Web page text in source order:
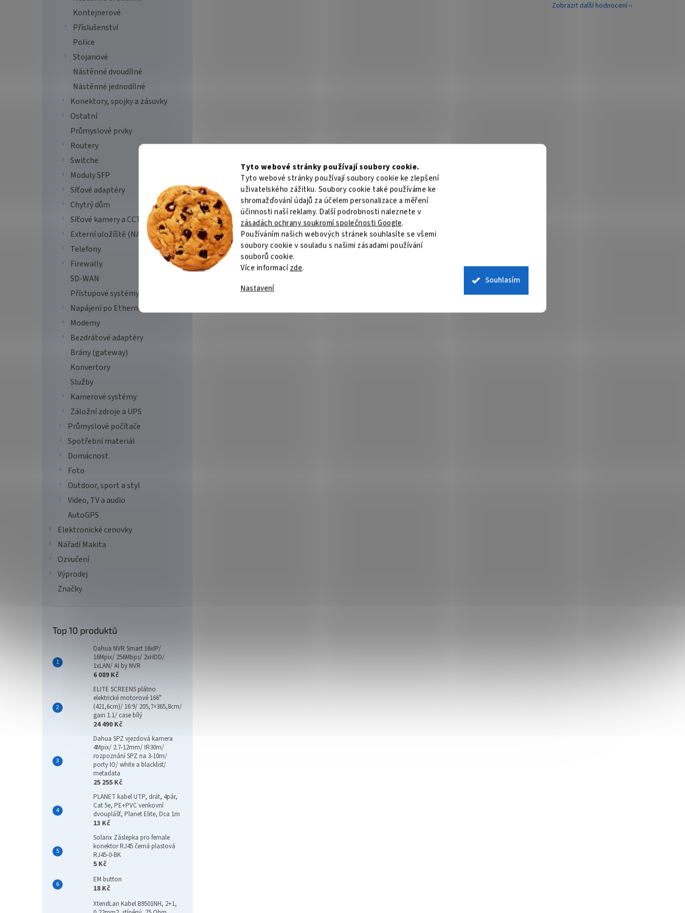
Tyto webové stránky používají soubory cookie.
Tyto webové stránky používají soubory cookie ke zlepšení
uživatelského zážitku. Soubory cookie také používáme ke
shromažďování údajů za účelem personalizace a měření
účinnosti naší reklamy. Další podrobnosti naleznete v
zásadách ochrany soukromí společnosti Google.
Používáním našich webových stránek souhlasíte se všemi
soubory cookie v souladu s našimi zásadami používání
souborů cookie.
Více informacízde.
Nastavení
Souhlasím
Kontejnerové
Příslušenství
Police
Stojanové
Nástěnné dvoudílné
Nástěnné jednodílné
Konektory, spojky a zásuvky
Ostatní
Průmyslové prvky
Routery
Switche
Moduly SFP
Síťové adaptéry
Chytrý dům
Síťové kamery a CCTV
Externí uložíště (NAS)
Telefony
Firewally
SD-WAN
Přístupové systémy
Napájení po Ethernetu (PoE)
Modemy
Bezdrátové adaptéry
Brány (gateway)
Konvertory
Služby
Kamerové systémy
Záložní zdroje a UPS
Průmyslové počítače
Spotřební materiál
Domácnost
Foto
Outdoor, sport a styl
Video, TV a audio
AutoGPS
Elektronické cenovky
Nářadí Makita
Ozvučení
Výprodej
Značky
Top 10 produktů
Dahua NVR Smart 16xIP/
16Mpix/ 256Mbps/ 2xHDD/
1xLAN/ AI by NVR
6 089 Kč
ELITE SCREENS plátno
elektrické motorové 166"
(421,6cm)/ 16:9/ 205,7×365,8cm/
gain 1.1/ case bílý
24 490 Kč
Dahua SPZ vjezdová kamera
4Mpix/ 2.7-12mm/ IR30m/
rozpoznání SPZ na 3-10m/
porty IO/ white a blacklist/
metadata
25 255 Kč
PLANET kabel UTP, drát, 4pár,
Cat 5e, PE+PVC venkovní
dvouplášť, Planet Elite, Dca 1m
13 Kč
Solarix Záslepka pro female
konektor RJ45 černá plastová
RJ45-0-BK
5 Kč
EM button
18 Kč
XtendLan Kabel B9501NH, 2+1,
Zobrazit další hodnocení